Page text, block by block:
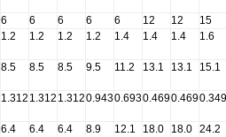
6 6 6 6 6 12 12
15
1.2 1.2 1.2 1.2 1.4 1.4 1.4 1.6
8.5 8.5 8.5 9.5 11.2 13.1 13.1 15.1
1.312 1.312 1.3120.9430.6930.4690.4690.349
6.4 6.4 6.4 8.9 12.1 18.0 18.0 24.2